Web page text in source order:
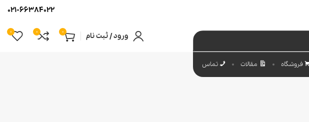
021-66384022
ورود / ثبت نام 0
0
0
فروشگاه مقالات تماس